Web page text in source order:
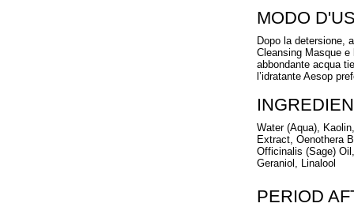
MODO
Dopo la detersione,
Cleansing Masque
abbondante acqua
l’idratante Aesop
Water (Aqua),
Extract, Oenothera
Officinalis (Sage)
Geraniol, Linalool
PERIOD